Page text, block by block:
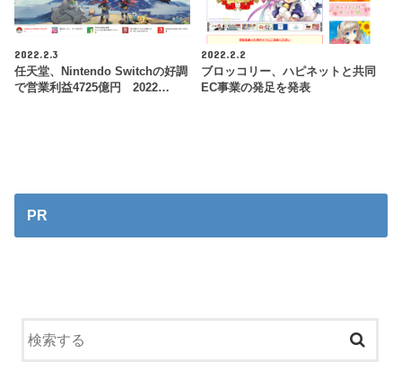
2022.2.3
任天堂、Nintendo Switchの好調
で営業利益4725億円 2022…
2022.2.2
ブロッコリー、ハピネットと共同
EC事業の発足を発表
PR